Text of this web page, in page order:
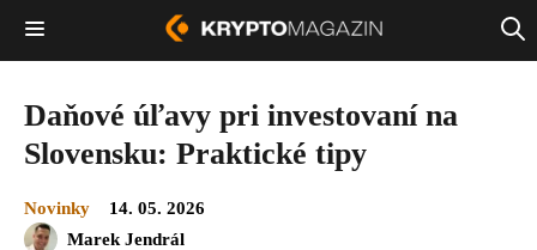
Daňové úľavy pri investovaní na
Slovensku: Praktické tipy
Novinky
14. 05. 2026
Marek Jendrál